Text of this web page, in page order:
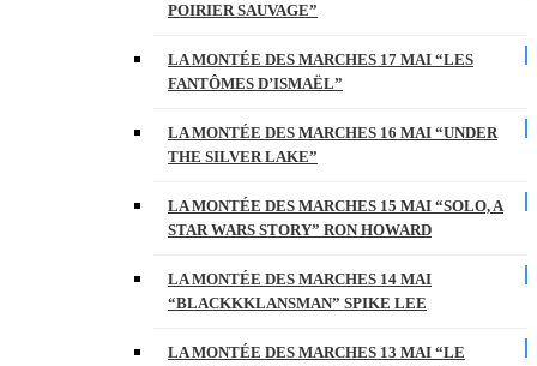
POIRIER SAUVAGE”
LA MONTÉE DES MARCHES 17 MAI “LES
FANTÔMES D’ISMAËL”
LA MONTÉE DES MARCHES 16 MAI “UNDER
THE SILVER LAKE”
LA MONTÉE DES MARCHES 15 MAI “SOLO, A
STAR WARS STORY” RON HOWARD
LA MONTÉE DES MARCHES 14 MAI
“BLACKKKLANSMAN” SPIKE LEE
LA MONTÉE DES MARCHES 13 MAI “LE